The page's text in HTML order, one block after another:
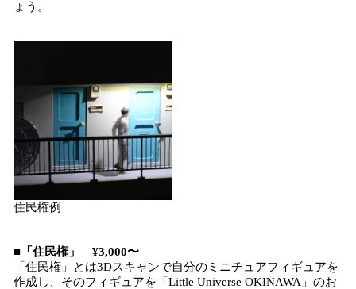
ょう。
住民権例
■「住民権」 ¥3,000〜
「住民権」とは3Dスキャンで自分のミニチュアフィギュアを
作成し、そのフィギュアを「Little Universe OKINAWA」のお